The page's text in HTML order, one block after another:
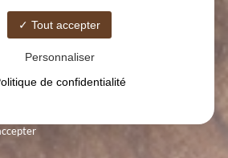
Tout accepter
Personnaliser
de confidentialité